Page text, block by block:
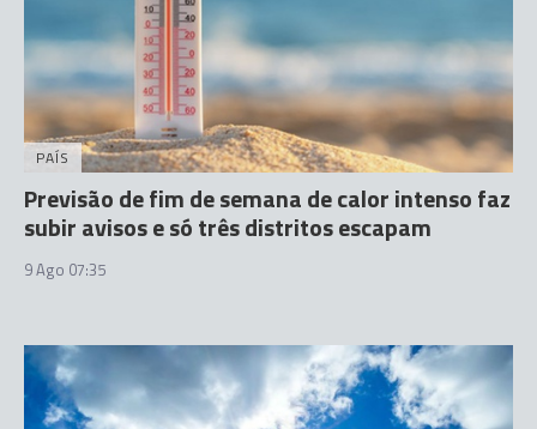
PAÍS
Previsão de fim de semana de calor intenso faz
subir avisos e só três distritos escapam
9 Ago 07:35